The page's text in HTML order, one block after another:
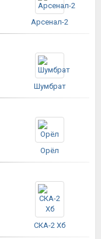
Арсенал-2
Шумбрат
Орёл
СКА-2 Хб